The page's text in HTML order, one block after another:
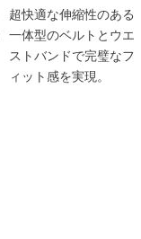
超快適な伸縮性のある
一体型のベルトとウエ
ストバンドで完璧なフ
ィット感を実現。